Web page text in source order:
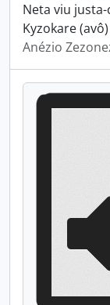
Neta viu
Kyzokare
Anézio